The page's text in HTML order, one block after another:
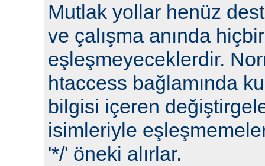
Mutlak yollar henüz
ve çalışma anında
eşleşmeyeceklerdir.
htaccess bağlamında
bilgisi içeren
isimleriyle
'*/' öneki alırlar.